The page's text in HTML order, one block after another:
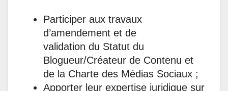
Participer aux travaux
d’amendement et de
validation du Statut du
Blogueur/Créateur de Contenu et
de la Charte des Médias Sociaux ;
Apporter leur expertise juridique sur